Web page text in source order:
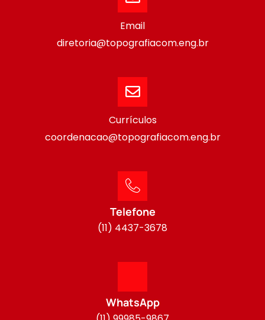
Email
diretoria@topografiacom.eng.br
Currículos
coordenacao@topografiacom.eng.br
Telefone
(11) 4437-3678
WhatsApp